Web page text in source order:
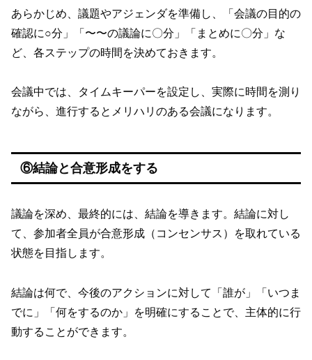
あらかじめ、議題やアジェンダを準備し、「会議の目的の
確認に○分」「〜〜の議論に〇分」「まとめに〇分」な
ど、各ステップの時間を決めておきます。
会議中では、タイムキーパーを設定し、実際に時間を測り
ながら、進行するとメリハリのある会議になります。
⑥結論と合意形成をする
議論を深め、最終的には、結論を導きます。結論に対し
て、参加者全員が合意形成（コンセンサス）を取れている
状態を目指します。
結論は何で、今後のアクションに対して「誰が」「いつま
でに」「何をするのか」を明確にすることで、主体的に行
動することができます。